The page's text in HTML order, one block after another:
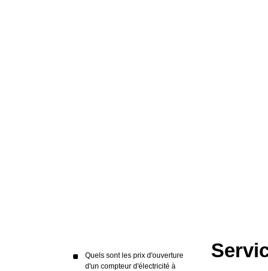
Quels sont les prix d'ouverture
d'un compteur d'électricité à